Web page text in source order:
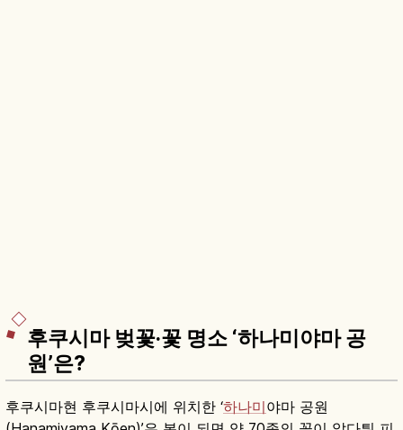
후쿠시마 벚꽃·꽃 명소 ‘하나미야마 공
원’은?
후쿠시마현 후쿠시마시에 위치한 ‘하나미야마 공원